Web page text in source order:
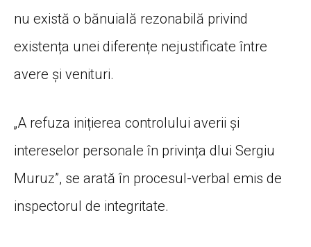
nu există o bănuială rezonabilă privind
existența unei diferențe nejustificate între
avere și venituri.
„A refuza inițierea controlului averii și
intereselor personale în privința dlui Sergiu
Muruz”, se arată în procesul-verbal emis de
inspectorul de integritate.